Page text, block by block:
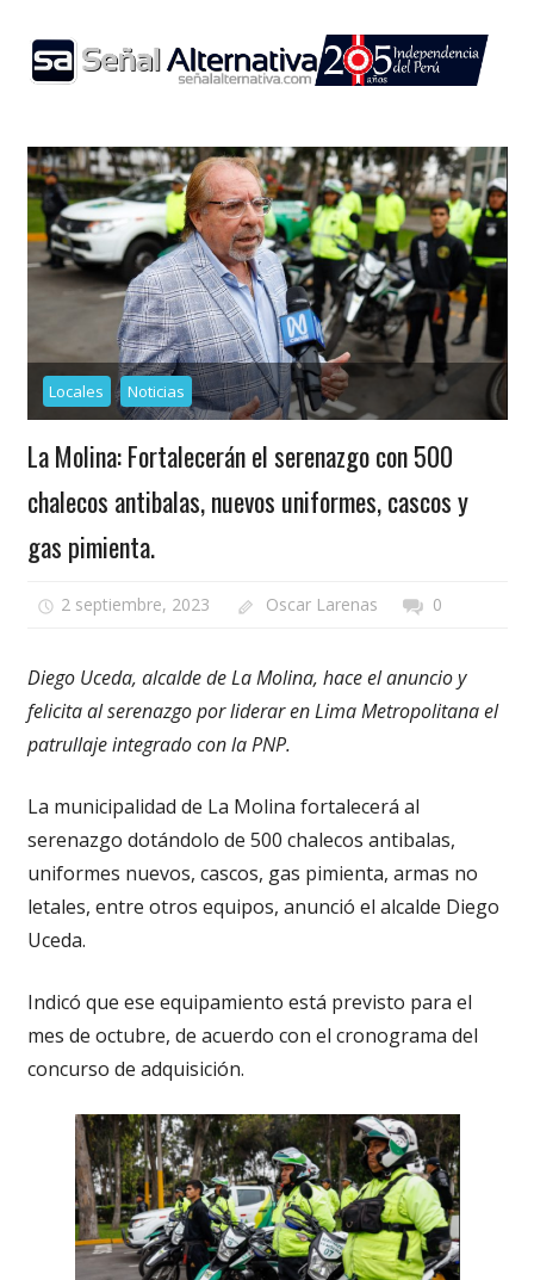
content
Locales Noticias
La Molina: Fortalecerán el serenazgo con 500
chalecos antibalas, nuevos uniformes, cascos y
gas pimienta.
2 septiembre, 2023 Oscar Larenas 0
Diego Uceda, alcalde de La Molina, hace el anuncio y
felicita al serenazgo por liderar en Lima Metropolitana el
patrullaje integrado con la PNP.
La municipalidad de La Molina fortalecerá al
serenazgo dotándolo de 500 chalecos antibalas,
uniformes nuevos, cascos, gas pimienta, armas no
letales, entre otros equipos, anunció el alcalde Diego
Uceda.
Indicó que ese equipamiento está previsto para el
mes de octubre, de acuerdo con el cronograma del
concurso de adquisición.